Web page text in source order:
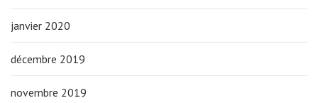
janvier 2020
décembre 2019
novembre 2019